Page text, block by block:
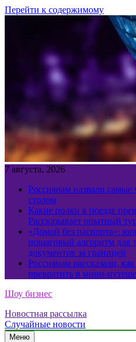
Перейти к содержимому
7 августа, 2026
Россиянам назвали
столом
Какие полки в поезде
Рассказывает опытный
«Домой без паспорта»:
пошаговый алгоритм для
документов за границей
Россиянам рассказали,
превратить в мини-
Шоу бизнес
Новостная рассылка
Случайные новости
Меню